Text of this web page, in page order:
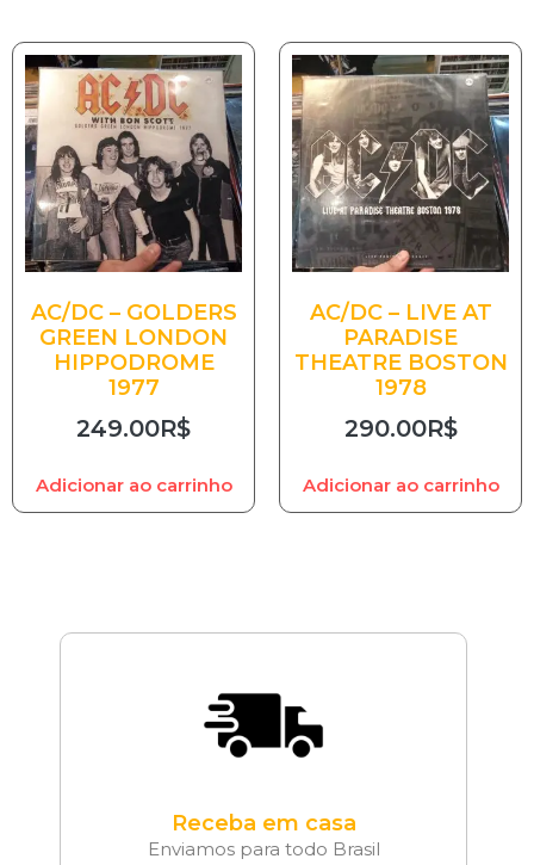
AC/DC – GOLDERS
GREEN LONDON
HIPPODROME
1977
249.00R$
Adicionar ao carrinho
AC/DC – LIVE AT
PARADISE
THEATRE BOSTON
1978
290.00R$
Adicionar ao carrinho
Receba em casa
Enviamos para todo Brasil